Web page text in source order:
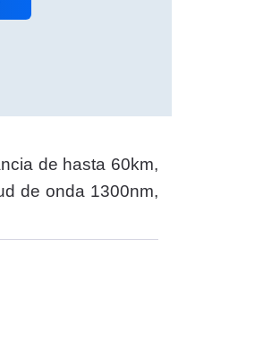
de hasta 60km,
de onda 1300nm,